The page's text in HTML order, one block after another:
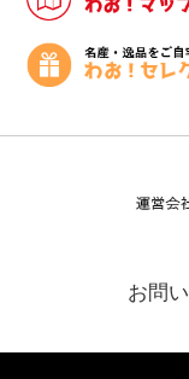
お問